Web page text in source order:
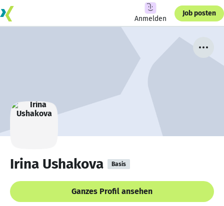
Anmelden
Job posten
Irina Ushakova Basis
Ganzes Profil ansehen